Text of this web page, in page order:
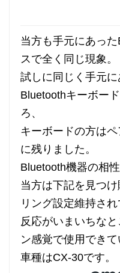
当方も手元にあっ
スで全く同じ現象。
試しに同じく手元
Bluetoothキーボー
ろ、
キーボードの方は
に残りました。
Bluetooth機器の相
当方は下記を見つ
リング設定維持され
反応がいまいちな
ン感覚で使用できて
車種はCX-30です。